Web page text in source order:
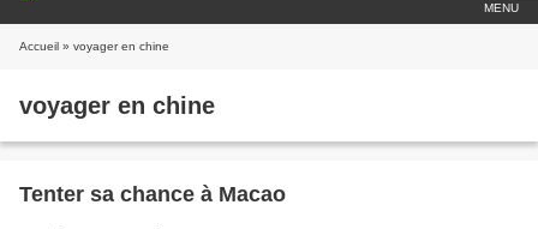
MENU
Accueil » voyager en chine
voyager en chine
Tenter sa chance à Macao